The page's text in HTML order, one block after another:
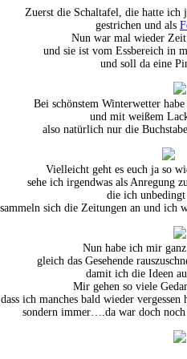
Zuerst die Schaltafel, die hatte ich
gestrichen und als
Nun war mal wieder
und sie ist vom Essbereich in
und soll da eine
Bei schönstem Winterwetter
und mit weißem
also natürlich nur die
Vielleicht geht es euch ja so
sehe ich irgendwas als Anregung
die ich
sich die Zeitungen an und ich
Nun habe ich mir
gleich das Gesehende
damit ich die Ideen
Mir gehen so viele
dass ich manches bald wieder
sondern immer….da war doch